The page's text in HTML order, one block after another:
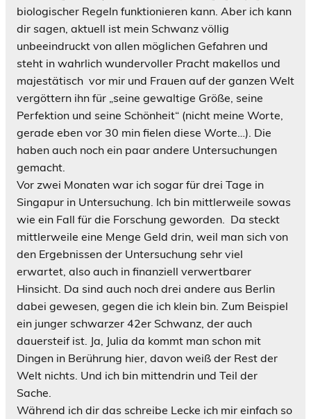
biologischer Regeln funktionieren kann. Aber ich kann
dir sagen, aktuell ist mein Schwanz völlig
unbeeindruckt von allen möglichen Gefahren und
steht in wahrlich wundervoller Pracht makellos und
majestätisch vor mir und Frauen auf der ganzen Welt
vergöttern ihn für „seine gewaltige Größe, seine
Perfektion und seine Schönheit“ (nicht meine Worte,
gerade eben vor 30 min fielen diese Worte…). Die
haben auch noch ein paar andere Untersuchungen
gemacht.
Vor zwei Monaten war ich sogar für drei Tage in
Singapur in Untersuchung. Ich bin mittlerweile sowas
wie ein Fall für die Forschung geworden.
Da steckt
mittlerweile eine Menge Geld drin, weil man sich von
den Ergebnissen der Untersuchung sehr viel
erwartet, also auch in finanziell verwertbarer
Hinsicht. Da sind auch noch drei andere aus Berlin
dabei gewesen, gegen die ich klein bin. Zum Beispiel
ein junger schwarzer 42er Schwanz, der auch
dauersteif ist. Ja, Julia da kommt man schon mit
Dingen in Berührung hier, davon weiß der Rest der
Welt nichts. Und ich bin mittendrin und Teil der
Sache.
Während ich dir das schreibe Lecke ich mir einfach so